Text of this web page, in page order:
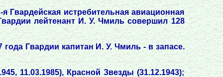
Гвардейская истребительная авиационная
лейтенант И. У. Чмиль совершил 128
Гвардии капитан И. У. Чмиль - в запасе.
11.03.1985), Красной Звезды (31.12.1943);